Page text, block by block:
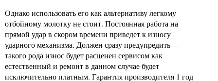
Однако использовать его как альтернативу легкому
отбойному молотку не стоит. Постоянная работа на
прямой удар в скором времени приведет к износу
ударного механизма. Должен сразу предупредить —
такого рода износ будет расценен сервисом как
естественный и ремонт в данном случае будет
исключительно платным. Гарантия производителя 1 год